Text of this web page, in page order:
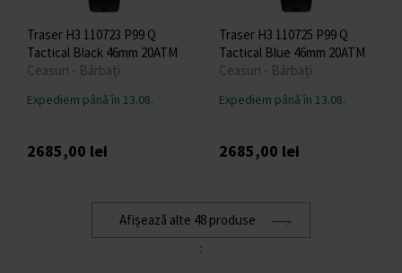
Traser H3 110723 P99 Q
Tactical Black 46mm 20ATM
Ceasuri - Bărbați
Expediem până în 13.08.
2685,00 lei
Traser H3 110725 P99 Q
Tactical Blue 46mm 20ATM
Ceasuri - Bărbați
Expediem până în 13.08.
2685,00 lei
Afișează alte 48 produse
: